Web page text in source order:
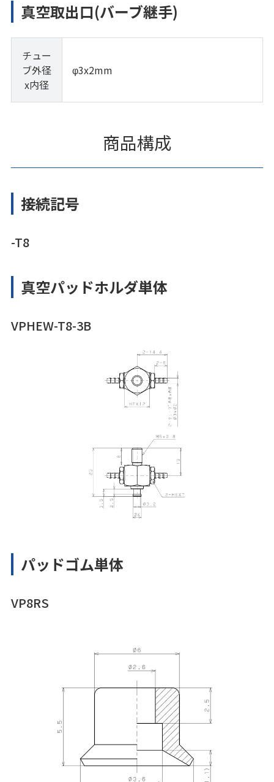
真空取出口(バーブ継手)
チュー
ブ外径
x内径
φ3x2mm
商品構成
接続記号
-T8
真空パッドホルダ単体
VPHEW-T8-3B
パッドゴム単体
VP8RS